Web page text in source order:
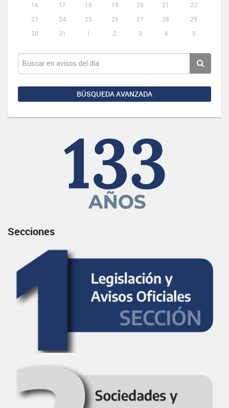
16
17 18 19 20 21
22
23
24 25 26 27 28
29
30
31 1 2 3 4 5
BÚSQUEDA AVANZADA
Secciones